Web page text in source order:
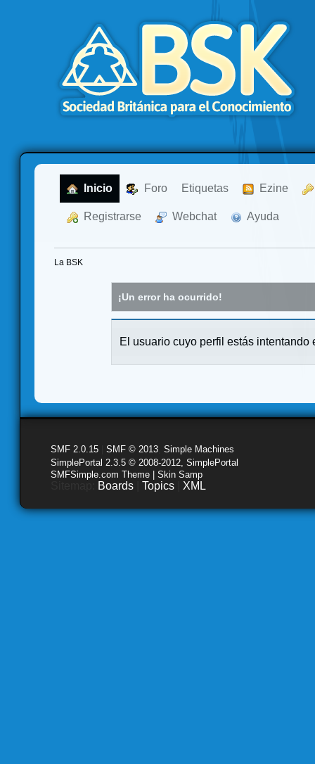
Inicio Foro Etiquetas Ezine
Registrarse Webchat Ayuda
La BSK
¡Un error ha ocurrido!
El usuario cuyo perfil estás intentando
SMF 2.0.15 SMF © 2013 Simple Machines
SimplePortal 2.3.5 © 2008-2012, SimplePortal
SMFSimple.com Theme | Skin Samp
Boards Topics XML